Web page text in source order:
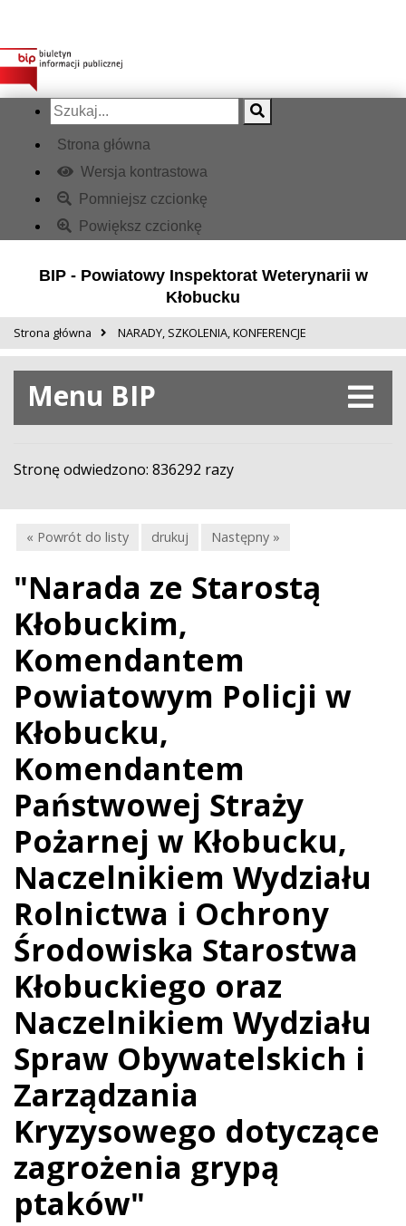
Strona główna
Wersja kontrastowa
Pomniejsz czcionkę
Powiększ czcionkę
BIP - Powiatowy Inspektorat Weterynarii w
Kłobucku
Strona główna NARADY, SZKOLENIA, KONFERENCJE
Menu BIP
Stronę odwiedzono: 836292 razy
« Powrót do listy drukuj Następny »
"Narada ze Starostą
Kłobuckim,
Komendantem
Powiatowym Policji w
Kłobucku,
Komendantem
Państwowej Straży
Pożarnej w Kłobucku,
Naczelnikiem Wydziału
Rolnictwa i Ochrony
Środowiska Starostwa
Kłobuckiego oraz
Naczelnikiem Wydziału
Spraw Obywatelskich i
Zarządzania
Kryzysowego dotyczące
zagrożenia grypą
ptaków"